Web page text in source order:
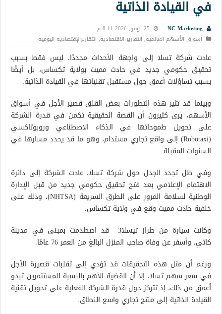
في القيادة الذاتية
NC Marketing
25 يونيو, 2026 8:11 م
أسواق الأسهم العالمية, التقارير الاقتصادية, التقاريرالإقتصادية اليومية
عادت شركة تسلا إلى واجهة الأحداث مجددًا، ليس فقط بسبب
تحقيق حكومي جديد في حادث مميت بولاية تكساس، بل أيضًا
بسبب تساؤلات أعمق حول مستقبل تقنياتها في القيادة الذاتية.
وبينما قد تثير هذه التطورات بعض القلق قصير الأجل في أسواق
الأسهم، يرى كثيرون أن القصة الحقيقية تكمن في قدرة الشركة
على تحويل طموحاتها في الذكاء الاصطناعي وروبوتاكسي
(Robotaxi) إلى واقع تجاري مستدام، وهو ما قد يحدد مسارها في
السنوات المقبلة.
وفي ظل تجدد الجدل حول شركة تسلا، عادت الشركة إلى دائرة
الاهتمام الإعلامي بعد فتح تحقيق حكومي جديد من قبل الإدارة
الوطنية لسلامة المرور على الطرق السريعة (NHTSA)، وذلك على
خلفية حادث مميت وقع في ولاية تكساس.
وكانت سيارة من طراز تيسلا3 قد اصطدمت بمبنى في مدينة
كاتي، وأسفر عن وفاة صاحب المنزل البالغ من العمر 76 عامًا.
ورغم أن مثل هذه التحقيقات قد تؤدي إلى تقلبات قصيرة الأجل
في سعر سهم تسلا، إلا أن القضية الأهم بالنسبة للمستثمرين تبدو
أعمق من ذلك، إذ تتركز حول قدرة الشركة الفعلية على تحويل تقنية
القيادة الذاتية إلى منتج تجاري واسع النطاق.